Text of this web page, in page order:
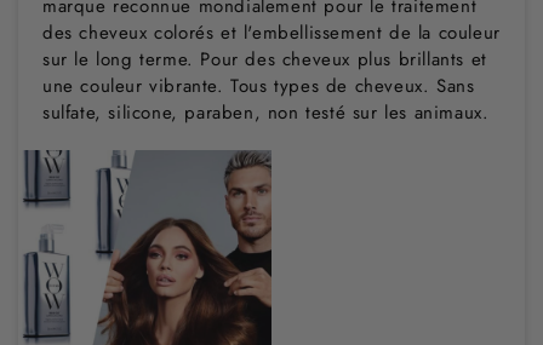
marque reconnue mondialement pour le traitement
des cheveux colorés et l'embellissement de la couleur
sur le long terme. Pour des cheveux plus brillants et
une couleur vibrante. Tous types de cheveux. Sans
sulfate, silicone, paraben, non testé sur les animaux.